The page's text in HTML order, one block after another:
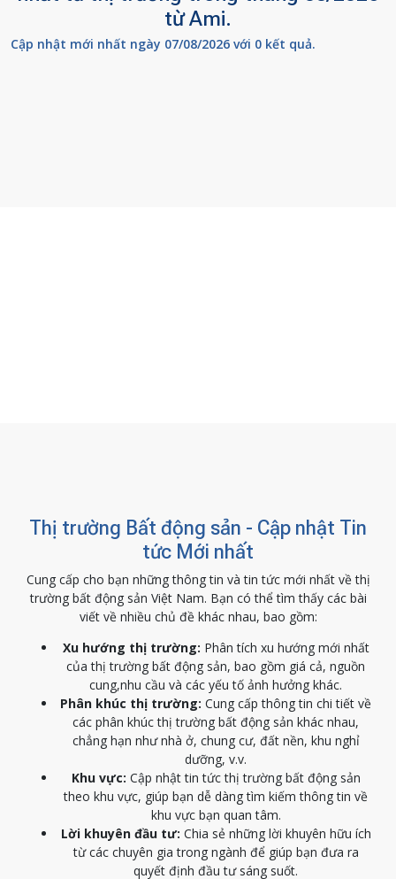
từ Ami.
Cập nhật mới nhất ngày 07/08/2026 với 0 kết quả.
Thị trường Bất động sản - Cập nhật Tin
tức Mới nhất
Cung cấp cho bạn những thông tin và tin tức mới nhất về thị
trường bất động sản Việt Nam. Bạn có thể tìm thấy các bài
viết về nhiều chủ đề khác nhau, bao gồm:
Xu hướng thị trường: Phân tích xu hướng mới nhất
của thị trường bất động sản, bao gồm giá cả, nguồn
cung,nhu cầu và các yếu tố ảnh hưởng khác.
Phân khúc thị trường: Cung cấp thông tin chi tiết về
các phân khúc thị trường bất động sản khác nhau,
chẳng hạn như nhà ở, chung cư, đất nền, khu nghỉ
dưỡng, v.v.
Khu vực: Cập nhật tin tức thị trường bất động sản
theo khu vực, giúp bạn dễ dàng tìm kiếm thông tin về
khu vực bạn quan tâm.
Lời khuyên đầu tư: Chia sẻ những lời khuyên hữu ích
từ các chuyên gia trong ngành để giúp bạn đưa ra
quyết định đầu tư sáng suốt.